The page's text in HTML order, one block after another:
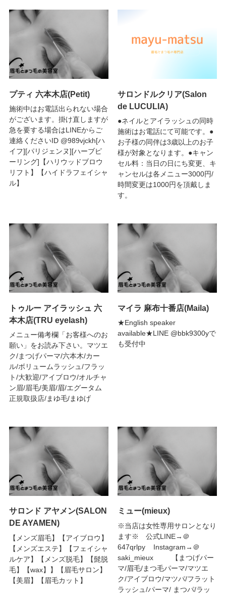
プティ 六本木店(Petit)
施術中はお電話出られない場合
がございます。掛け直しますが
急を要する場合はLINEからご
連絡くださいID @989vjckh[ハ
イフ][パリジェンヌ][ハーブピ
ーリング]【ハリウッドブロウ
リフト】【ハイドラフェイシャ
ル】
サロンドルクリア(Salon
de LUCULIA)
●ネイルとアイラッシュの同時
施術はお電話にて可能です。●
お子様の同伴は3歳以上のお子
様が対象となります。●キャン
セル料：当日の日にち変更、キ
ャンセルは各メニュー3000円/
時間変更は1000円を頂戴しま
す。
トゥルー アイラッシュ 六
本木店(TRU eyelash)
メニュー備考欄「お客様へのお
願い」をお読み下さい。マツエ
ク/まつげパーマ/六本木/カー
ル/ボリュームラッシュ/フラッ
ト/大歓迎/アイブロウ/オルチャ
ン眉/眉毛/美眉/眉/エグータム
正規取扱店/まゆ毛/まゆげ
マイラ 麻布十番店(Maila)
★English speaker
available★LINE @bbk9300yで
も受付中
サロンド アヤメン(SALON
DE AYAMEN)
【メンズ眉毛】【アイブロウ】
【メンズエステ】【フェイシャ
ルケア】【メンズ脱毛】【髭脱
毛】【wax】】【眉毛サロン】
【美眉】【眉毛カット】
ミュー(mieux)
※当店は女性専用サロンとなり
ます※ 公式LINE→＠
647qrlpy Instagram→＠
saki_mieux 【まつげパー
マ/眉毛/まつ毛パーマ/マツエ
ク/アイブロウ/マツパ/フラット
ラッシュ/パーマ/ まつパ/ラッ